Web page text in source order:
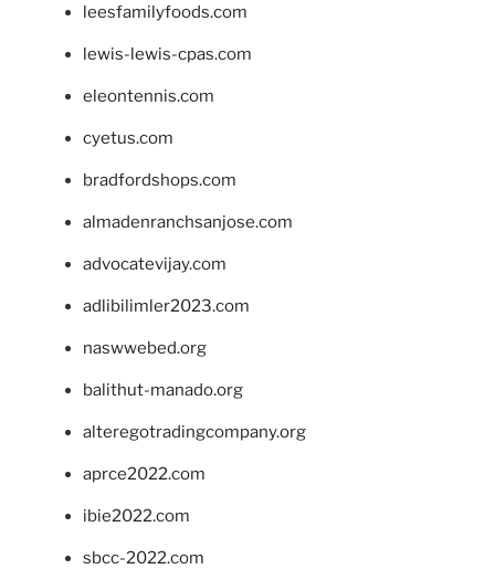
leesfamilyfoods.com
lewis-lewis-cpas.com
eleontennis.com
cyetus.com
bradfordshops.com
almadenranchsanjose.com
advocatevijay.com
adlibilimler2023.com
naswwebed.org
balithut-manado.org
alteregotradingcompany.org
aprce2022.com
ibie2022.com
sbcc-2022.com